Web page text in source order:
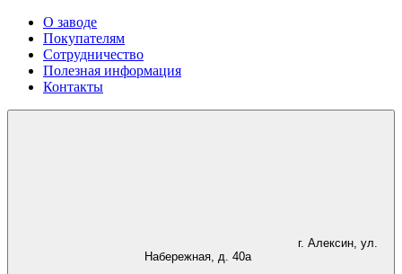
О заводе
Покупателям
Сотрудничество
Полезная информация
Контакты
г. Алексин, ул.
Набережная, д. 40а